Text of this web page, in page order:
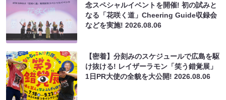
念スペシャルイベントを開催! 初の試みと
なる「花咲く道」Cheering Guide収録会
などを実施!2026.08.06
【密着】分刻みのスケジュールで広島を駆
け抜ける! レイザーラモン「笑う錯覚展」
1日PR大使の全貌を大公開!2026.08.06